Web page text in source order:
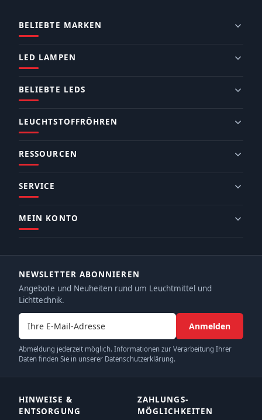
BELIEBTE MARKEN
LED LAMPEN
BELIEBTE LEDS
LEUCHTSTOFFRÖHREN
RESSOURCEN
SERVICE
MEIN KONTO
NEWSLETTER ABONNIEREN
Angebote und Neuheiten rund um Leuchtmittel und
Lichttechnik.
E-Mail-Adresse
Anmelden
Abmeldung jederzeit möglich. Informationen zur Verarbeitung Ihrer
Daten finden Sie in unserer Datenschutzerklärung.
HINWEISE &
ENTSORGUNG
ZAHLUNGS­
MÖGLICHKEITEN